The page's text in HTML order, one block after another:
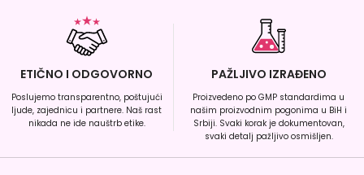
ETIČNO I ODGOVORNO
Poslujemo transparentno, poštujući
ljude, zajednicu i partnere. Naš rast
nikada ne ide nauštrb etike.
PAŽLJIVO IZRAĐENO
Proizvedeno po GMP standardima u
našim proizvodnim pogonima u BiH i
Srbiji. Svaki korak je dokumentovan,
svaki detalj pažljivo osmišljen.